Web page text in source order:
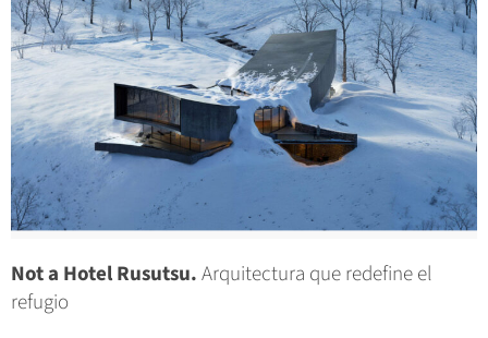
Not a Hotel Rusutsu.Arquitectura que redefine el
refugio